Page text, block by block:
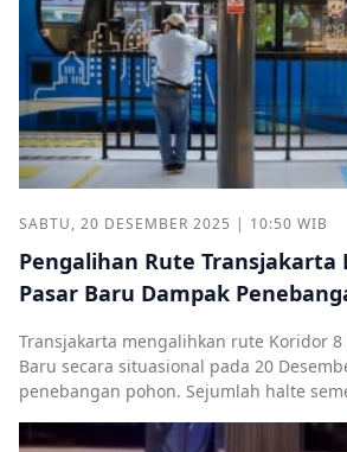
SABTU, 20 DESEMBER 2025 | 10:50 WIB
Pengalihan Rute Transjakarta
Pasar Baru Dampak
Transjakarta mengalihkan rute Koridor 8
Baru secara situasional pada 20
penebangan pohon. Sejumlah halte